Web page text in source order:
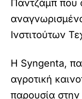
Παντζάμπ που
Ινστιτούτων
Η Syngenta,
αγροτική
παρουσία